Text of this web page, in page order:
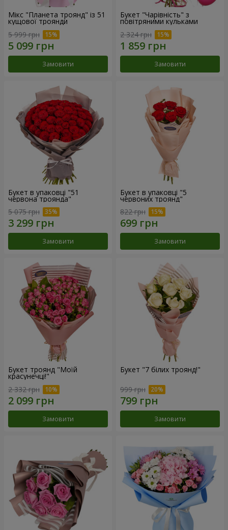
Мікс "Планета троянд" із 51
кущової троянди
5 999 грн
Замовити
Букет "Чарівність" з
повітряними кульками
2 324 грн
Замовити
Букет в упаковці "51
червона троянда"
5 075 грн
Замовити
Букет в упаковці "5
червоних троянд"
822 грн
Замовити
Букет троянд "Моїй
красунечці!"
2 332 грн
Замовити
Букет "7 білих троянд!"
999 грн
Замовити